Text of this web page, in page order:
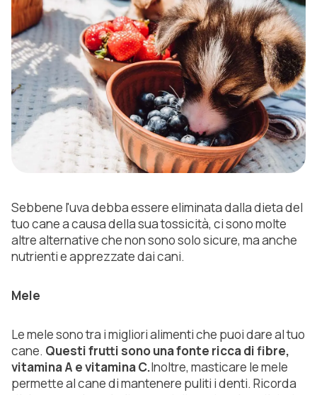
Sebbene l'uva debba essere eliminata dalla dieta del
tuo cane a causa della sua tossicità, ci sono molte
altre alternative che non sono solo sicure, ma anche
nutrienti e apprezzate dai cani.
Mele
Le mele sono tra i migliori alimenti che puoi dare al tuo
cane. Questi frutti sono una fonte ricca di fibre,
vitamina A e vitamina C.Inoltre, masticare le mele
permette al cane di mantenere puliti i denti. Ricorda